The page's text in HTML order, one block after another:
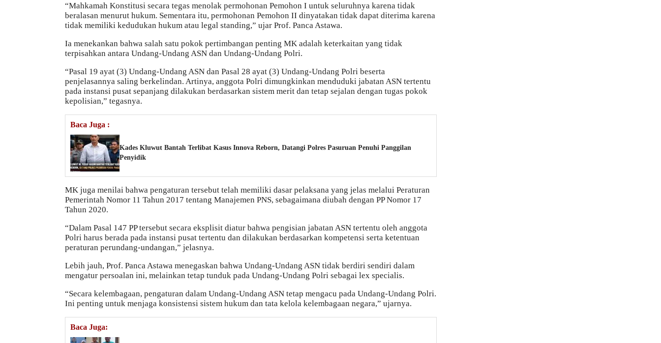
“Mahkamah Konstitusi secara tegas menolak permohonan Pemohon I untuk seluruhnya karena tidak
beralasan menurut hukum. Sementara itu, permohonan Pemohon II dinyatakan tidak dapat diterima karena
tidak memiliki kedudukan hukum atau legal standing,” ujar Prof. Panca Astawa.
Ia menekankan bahwa salah satu pokok pertimbangan penting MK adalah keterkaitan yang tidak
terpisahkan antara Undang-Undang ASN dan Undang-Undang Polri.
“Pasal 19 ayat (3) Undang-Undang ASN dan Pasal 28 ayat (3) Undang-Undang Polri beserta
penjelasannya saling berkelindan. Artinya, anggota Polri dimungkinkan menduduki jabatan ASN tertentu
pada instansi pusat sepanjang dilakukan berdasarkan sistem merit dan tetap sejalan dengan tugas pokok
kepolisian,” tegasnya.
Baca Juga :
Kades Kluwut Bantah Terlibat Kasus Innova Reborn, Datangi Polres Pasuruan Penuhi Panggilan
Penyidik
MK juga menilai bahwa pengaturan tersebut telah memiliki dasar pelaksana yang jelas melalui Peraturan
Pemerintah Nomor 11 Tahun 2017 tentang Manajemen PNS, sebagaimana diubah dengan PP Nomor 17
Tahun 2020.
“Dalam Pasal 147 PP tersebut secara eksplisit diatur bahwa pengisian jabatan ASN tertentu oleh anggota
Polri harus berada pada instansi pusat tertentu dan dilakukan berdasarkan kompetensi serta ketentuan
peraturan perundang-undangan,” jelasnya.
Lebih jauh, Prof. Panca Astawa menegaskan bahwa Undang-Undang ASN tidak berdiri sendiri dalam
mengatur persoalan ini, melainkan tetap tunduk pada Undang-Undang Polri sebagai lex specialis.
“Secara kelembagaan, pengaturan dalam Undang-Undang ASN tetap mengacu pada Undang-Undang Polri.
Ini penting untuk menjaga konsistensi sistem hukum dan tata kelola kelembagaan negara,” ujarnya.
Baca Juga: